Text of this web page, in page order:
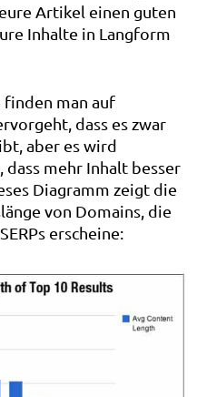
Artikel einen guten
Inhalte in Langform
finden man auf
dass es zwar
aber es wird
mehr Inhalt besser
Diagramm zeigt die
von Domains, die
erscheine: